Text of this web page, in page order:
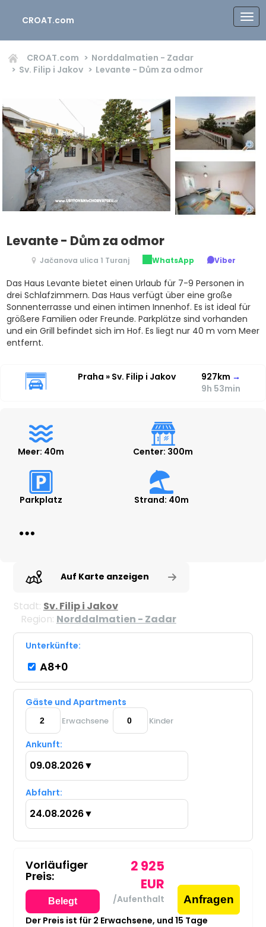
CROAT.com
CROAT.com
Norddalmatien - Zadar
Sv. Filip i Jakov
Levante - Dům za odmor
Levante - Dům za odmor
Jačanova ulica 1 Turanj WhatsApp Viber
Das Haus Levante bietet einen Urlaub für 7-9 Personen in
drei Schlafzimmern. Das Haus verfügt über eine große
Sonnenterrasse und einen intimen Innenhof. Es ist ideal für
größere Familien oder Freunde. Parkplätze sind vorhanden
und ein Grill befindet sich im Hof. Es liegt nur 40 m vom Meer
entfernt.
Praha » Sv. Filip i Jakov 927km →
9h 53min
Meer: 40m Center: 300m
Parkplatz Strand: 40m
Auf Karte anzeigen
Stadt: Sv. Filip i Jakov
Region: Norddalmatien - Zadar
Unterkünfte:
A8+0
Gäste und Apartments
Erwachsene Kinder
Ankunft:
09.08.2026▼
Abfahrt:
24.08.2026▼
Vorläufiger
Preis:
Belegt
2 925
EUR
/Aufenthalt Anfragen
Der Preis ist für 2 Erwachsene, und 15 Tage